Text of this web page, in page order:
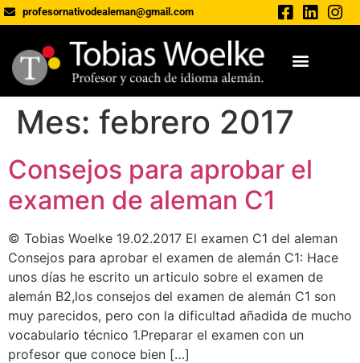
profesornativodealeman@gmail.com
Mes: febrero 2017
Consejos para aprobar el
examen de aleman C1
© Tobias Woelke 19.02.2017 El examen C1 del aleman
Consejos para aprobar el examen de alemán C1: Hace
unos días he escrito un articulo sobre el examen de
alemán B2,los consejos del examen de alemán C1 son
muy parecidos, pero con la dificultad añadida de mucho
vocabulario técnico 1.Preparar el examen con un
profesor que conoce bien […]